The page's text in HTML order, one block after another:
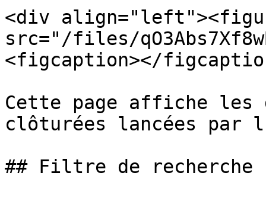
<div
src="/files/
<figcaption></
Cette page affiche les
clôturées lancées
## Filtre de recherche